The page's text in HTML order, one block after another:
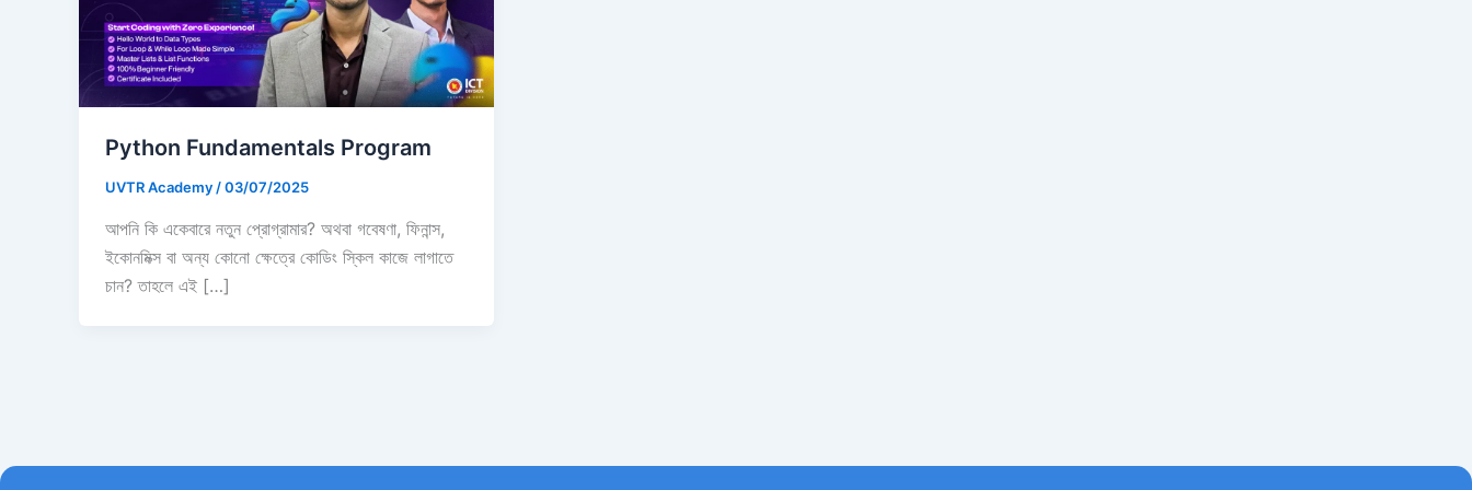
Python Fundamentals Program
UVTR Academy /03/07/2025
আপনি কি একেবারে নতুন প্রোগ্রামার? অথবা গবেষণা, ফিনান্স,
ইকোনমিক্স বা অন্য কোনো ক্ষেত্রে কোডিং স্কিল কাজে লাগাতে
চান? তাহলে এই […]